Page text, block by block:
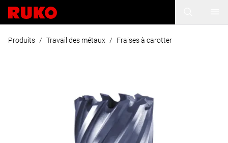
Produits / Travail des métaux / Fraises à carotter